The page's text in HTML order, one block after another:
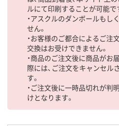
ルにて印刷することが可能で
・アスクルのダンボールもし
せん。
・お客様のご都合によるご注
交換はお受けできません。
・商品のご注文後に商品がお
際には、ご注文をキャンセル
す。
・ご注文後に一時品切れが判
けとなります。